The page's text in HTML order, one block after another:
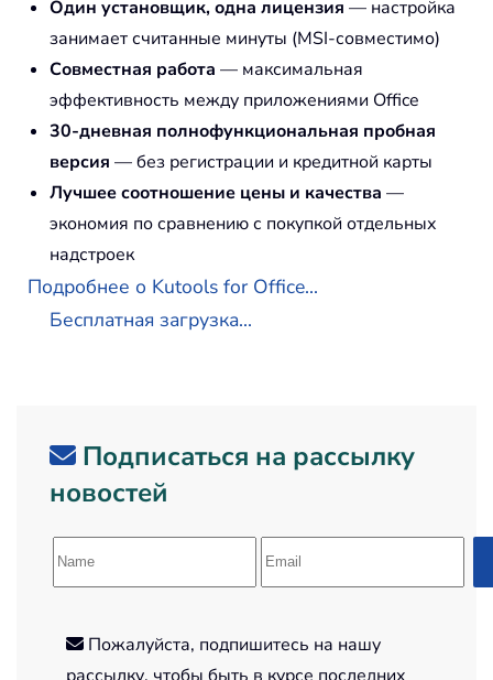
Один установщик, одна лицензия — настройка
занимает считанные минуты (MSI-совместимо)
Совместная работа — максимальная
эффективность между приложениями Office
30-дневная полнофункциональная пробная
версия — без регистрации и кредитной карты
Лучшее соотношение цены и качества —
экономия по сравнению с покупкой отдельных
надстроек
Подробнее о Kutools for Office...
Бесплатная загрузка...
Подписаться на рассылку
новостей
Пожалуйста, подпишитесь на нашу